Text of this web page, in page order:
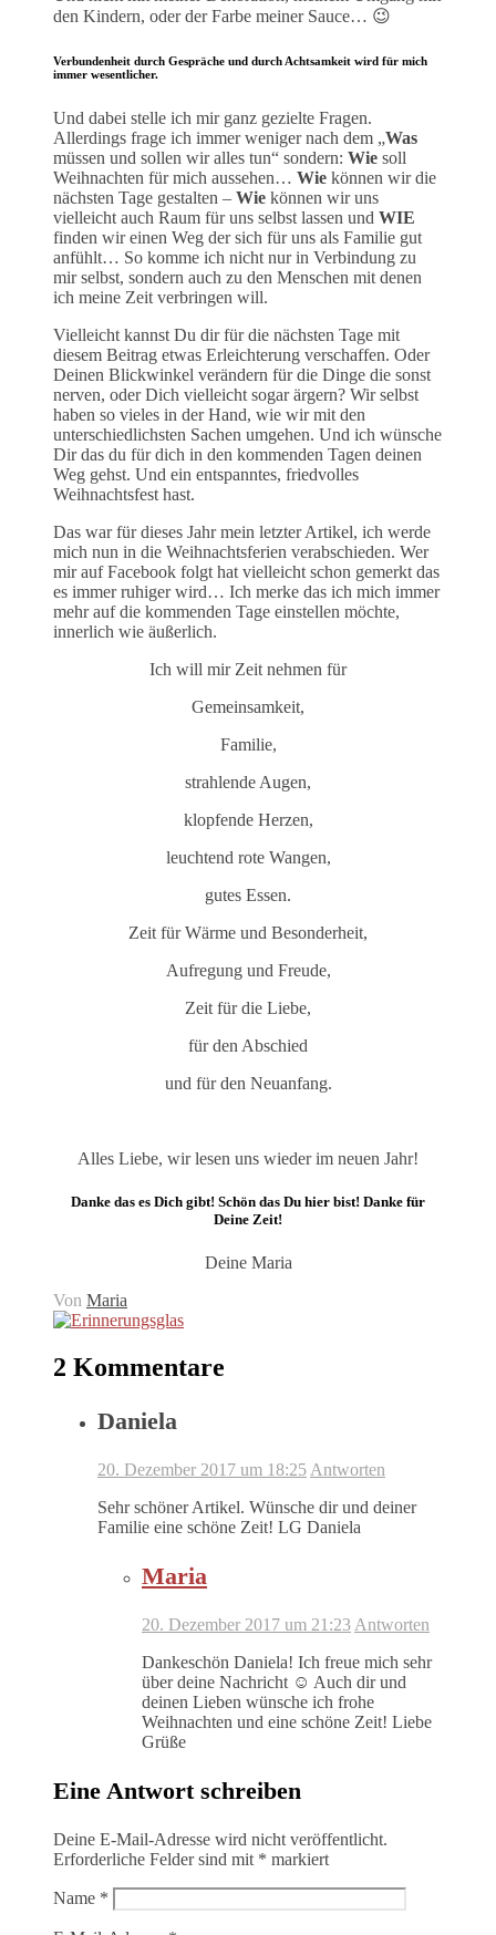
den Kindern, oder der Farbe meiner Sauce… 😉
Verbundenheit durch Gespräche und durch Achtsamkeit wird für mich
immer wesentlicher.
Und dabei stelle ich mir ganz gezielte Fragen.
Allerdings frage ich immer weniger nach dem „Was
müssen und sollen wir alles tun“ sondern: Wie soll
Weihnachten für mich aussehen… Wie können wir die
nächsten Tage gestalten – Wie können wir uns
vielleicht auch Raum für uns selbst lassen und WIE
finden wir einen Weg der sich für uns als Familie gut
anfühlt… So komme ich nicht nur in Verbindung zu
mir selbst, sondern auch zu den Menschen mit denen
ich meine Zeit verbringen will.
Vielleicht kannst Du dir für die nächsten Tage mit
diesem Beitrag etwas Erleichterung verschaffen. Oder
Deinen Blickwinkel verändern für die Dinge die sonst
nerven, oder Dich vielleicht sogar ärgern? Wir selbst
haben so vieles in der Hand, wie wir mit den
unterschiedlichsten Sachen umgehen. Und ich wünsche
Dir das du für dich in den kommenden Tagen deinen
Weg gehst. Und ein entspanntes, friedvolles
Weihnachtsfest hast.
Das war für dieses Jahr mein letzter Artikel, ich werde
mich nun in die Weihnachtsferien verabschieden. Wer
mir auf Facebook folgt hat vielleicht schon gemerkt das
es immer ruhiger wird… Ich merke das ich mich immer
mehr auf die kommenden Tage einstellen möchte,
innerlich wie äußerlich.
Ich will mir Zeit nehmen für
Gemeinsamkeit,
Familie,
strahlende Augen,
klopfende Herzen,
leuchtend rote Wangen,
gutes Essen.
Zeit für Wärme und Besonderheit,
Aufregung und Freude,
Zeit für die Liebe,
für den Abschied
und für den Neuanfang.
Alles Liebe, wir lesen uns wieder im neuen Jahr!
Danke das es Dich gibt! Schön das Du hier bist! Danke für
Deine Zeit!
Deine Maria
Von Maria
2 Kommentare
Daniela
20. Dezember 2017 um 18:25 Antworten
Sehr schöner Artikel. Wünsche dir und deiner
Familie eine schöne Zeit! LG Daniela
Maria
20. Dezember 2017 um 21:23 Antworten
Dankeschön Daniela! Ich freue mich sehr
über deine Nachricht ☺️ Auch dir und
deinen Lieben wünsche ich frohe
Weihnachten und eine schöne Zeit! Liebe
Grüße
Eine Antwort schreiben
Deine E-Mail-Adresse wird nicht veröffentlicht.
Erforderliche Felder sind mit * markiert
Name *